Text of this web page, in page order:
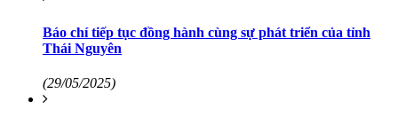
Báo chí tiếp tục đồng hành cùng sự phát triển của tỉnh
Thái Nguyên
(29/05/2025)